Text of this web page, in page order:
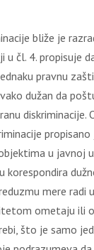
bliže je
u čl. 4. propisuje
pravnu
dužan da
diskriminacije.
u javnoj
korespondira
mere radi
ometaju ili
što je samo